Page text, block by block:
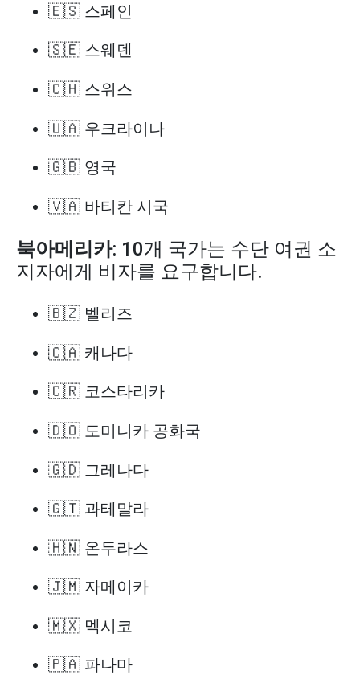
🇪🇸 스페인
🇸🇪 스웨덴
🇨🇭 스위스
🇺🇦 우크라이나
🇬🇧 영국
🇻🇦 바티칸 시국
북아메리카: 10개 국가는 수단 여권 소
지자에게 비자를 요구합니다.
🇧🇿 벨리즈
🇨🇦 캐나다
🇨🇷 코스타리카
🇩🇴 도미니카 공화국
🇬🇩 그레나다
🇬🇹 과테말라
🇭🇳 온두라스
🇯🇲 자메이카
🇲🇽 멕시코
🇵🇦 파나마